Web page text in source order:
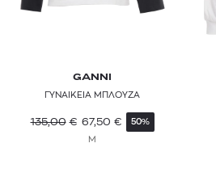
GANNI
ΓΥΝΑΙΚΕΙΑ ΜΠΛΟΥΖΑ
135,00 € 67,50 € 50%
M